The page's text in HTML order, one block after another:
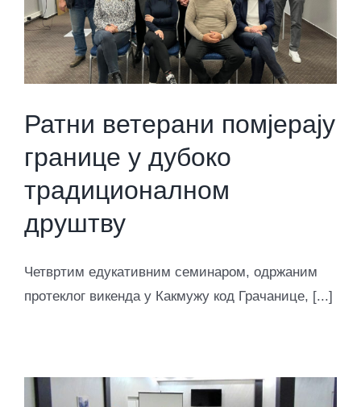
Ратни ветерани помјерају
границе у дубоко
традиционалном
друштву
Четвртим едукативним семинаром, одржаним
протеклог викенда у Какмужу код Грачанице, [...]